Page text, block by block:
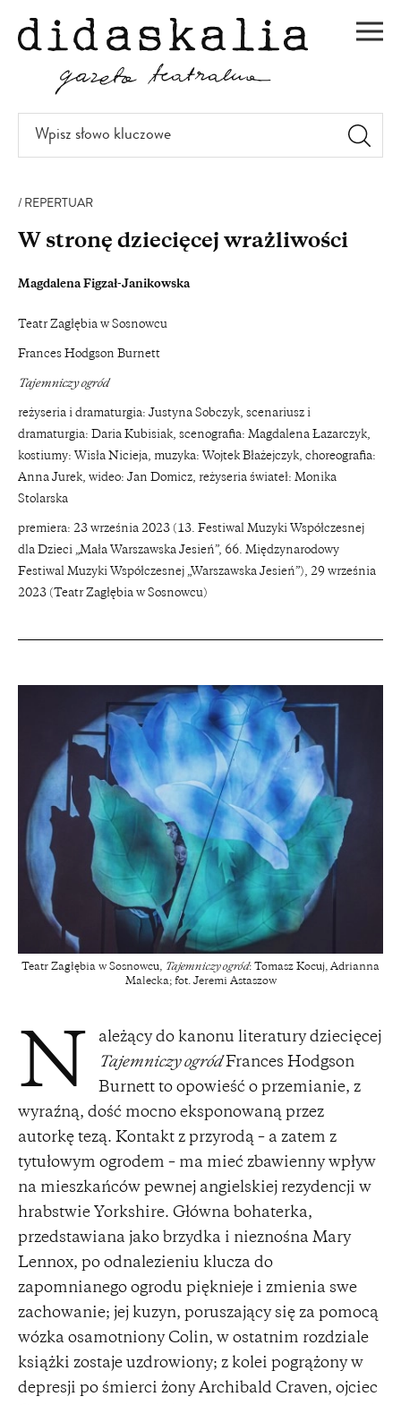
DO
TREŚCI
Wpisz
słowo
REPERTUAR
W stronę dziecięcej wrażliwości
Magdalena Figzał-Janikowska
Teatr Zagłębia w Sosnowcu
Frances Hodgson Burnett
Tajemniczy ogród
reżyseria i dramaturgia: Justyna Sobczyk, scenariusz i
dramaturgia: Daria Kubisiak, scenografia: Magdalena Łazarczyk,
kostiumy: Wisła Nicieja, muzyka: Wojtek Błażejczyk, choreografia:
Anna Jurek, wideo: Jan Domicz, reżyseria świateł: Monika
Stolarska
premiera: 23 września 2023 (13. Festiwal Muzyki Współczesnej
dla Dzieci „Mała Warszawska Jesień”, 66. Międzynarodowy
Festiwal Muzyki Współczesnej „Warszawska Jesień”), 29 września
2023 (Teatr Zagłębia w Sosnowcu)
Teatr Zagłębia w Sosnowcu, Tajemniczy ogród: Tomasz Kocuj, Adrianna
Malecka; fot. Jeremi Astaszow
N
ależący do kanonu literatury dziecięcej
Tajemniczy ogródFrances Hodgson
Burnett to opowieść o przemianie, z
wyraźną, dość mocno eksponowaną przez
autorkę tezą. Kontakt z przyrodą – a zatem z
tytułowym ogrodem – ma mieć zbawienny wpływ
na mieszkańców pewnej angielskiej rezydencji w
hrabstwie Yorkshire. Główna bohaterka,
przedstawiana jako brzydka i nieznośna Mary
Lennox, po odnalezieniu klucza do
zapomnianego ogrodu pięknieje i zmienia swe
zachowanie; jej kuzyn, poruszający się za pomocą
wózka osamotniony Colin, w ostatnim rozdziale
książki zostaje uzdrowiony; z kolei pogrążony w
depresji po śmierci żony Archibald Craven, ojciec